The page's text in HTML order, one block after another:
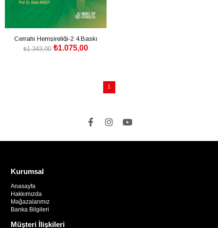
Cerrahi Hemşireliği-2 4.Baskı
₺1.075,00
₺1.343,00
1
Kurumsal
Anasayfa
Hakkımızda
Mağazalarımız
Banka Bilgileri
Müşteri İlişkileri